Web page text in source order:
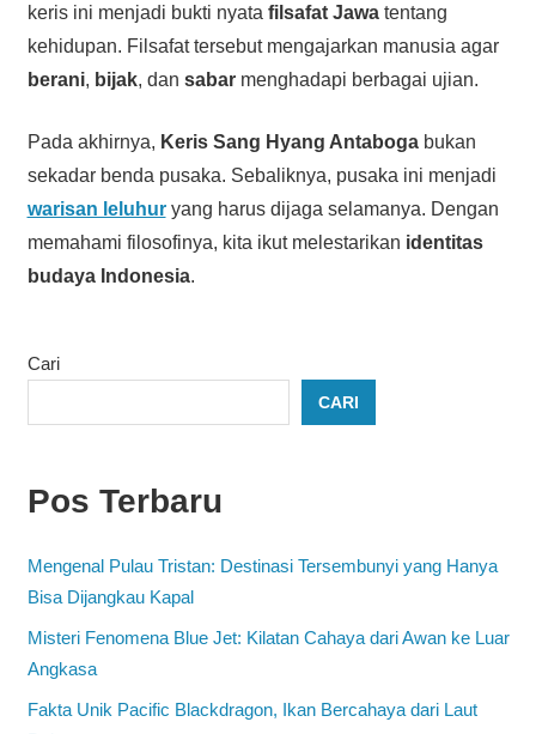
keris ini menjadi bukti nyata filsafat Jawatentang
kehidupan. Filsafat tersebut mengajarkan manusia agar
berani, bijak, dan sabarmenghadapi berbagai ujian.
Pada akhirnya, Keris Sang Hyang Antabogabukan
sekadar benda pusaka. Sebaliknya, pusaka ini menjadi
warisan leluhuryang harus dijaga selamanya. Dengan
memahami filosofinya, kita ikut melestarikan identitas
budaya Indonesia.
Cari
CARI
Pos Terbaru
Mengenal Pulau Tristan: Destinasi Tersembunyi yang Hanya
Bisa Dijangkau Kapal
Misteri Fenomena Blue Jet: Kilatan Cahaya dari Awan ke Luar
Angkasa
Fakta Unik Pacific Blackdragon, Ikan Bercahaya dari Laut